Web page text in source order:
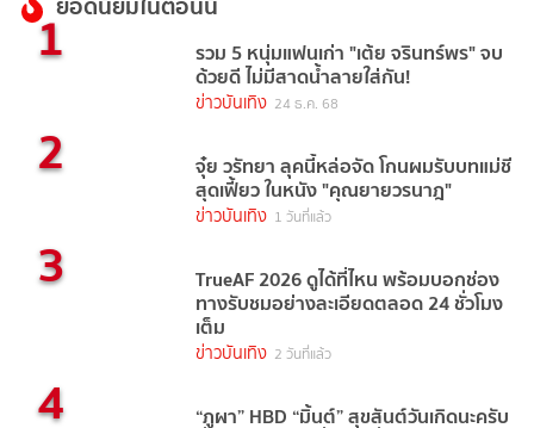
1 รวม 5 หนุ่มแฟนเก่า "เต้ย จรินทร์พร" จบ
ด้วยดี ไม่มีสาดน้ำลายใส่กัน!
ข่าวบันเทิง 24 ธ.ค. 68
2 จุ๋ย วรัทยา ลุคนี้หล่อจัด โกนผมรับบทแม่ชี
สุดเฟี้ยว ในหนัง "คุณยายวรนาฎ"
ข่าวบันเทิง 1 วันที่แล้ว
3 TrueAF 2026 ดูได้ที่ไหน พร้อมบอกช่อง
ทางรับชมอย่างละเอียดตลอด 24 ชั่วโมง
เต็ม
ข่าวบันเทิง 2 วันที่แล้ว
4 “ภูผา” HBD “มิ้นต์” สุขสันต์วันเกิดนะครับ